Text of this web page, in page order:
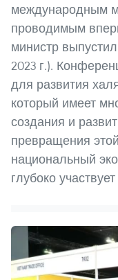
международным
проводимым
министр
2023 г.).
для развития
который имеет
создания и
превращения
национальный
глубоко